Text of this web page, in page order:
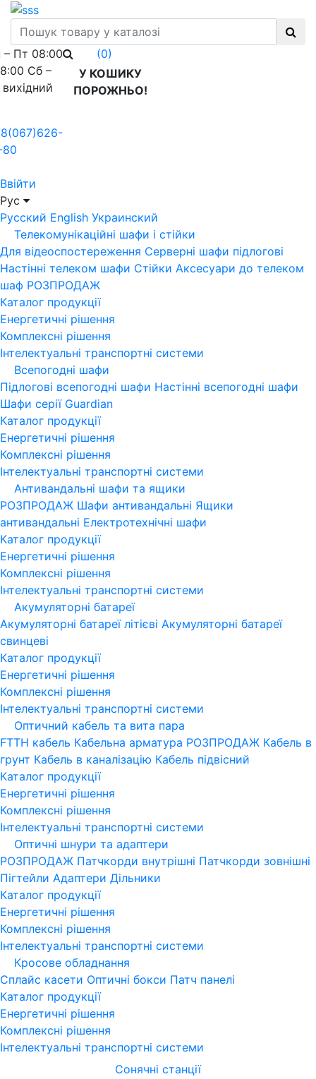
– Пт 08:00
Сб –
80
(0)
У КОШИКУ
ПОРОЖНЬО!
Ввійти
Рус
Русский English Украинский
Телекомунікаційні шафи і стійки
Для відеоспостереження Серверні шафи підлогові
Настінні телеком шафи Стійки Аксесуари до телеком
шаф РОЗПРОДАЖ
Каталог продукції
Енергетичні рішення
Комплексні рішення
Інтелектуальні транспортні системи
Всепогодні шафи
Підлогові всепогодні шафи Настінні всепогодні шафи
Шафи серії Guardian
Каталог продукції
Енергетичні рішення
Комплексні рішення
Інтелектуальні транспортні системи
Антивандальні шафи та ящики
РОЗПРОДАЖ Шафи антивандальні Ящики
антивандальні Електротехнічні шафи
Каталог продукції
Енергетичні рішення
Комплексні рішення
Інтелектуальні транспортні системи
Акумуляторні батареї
Акумуляторні батареї літієві Акумуляторні батареї
свинцеві
Каталог продукції
Енергетичні рішення
Комплексні рішення
Інтелектуальні транспортні системи
Оптичний кабель та вита пара
FTTH кабель Кабельна арматура РОЗПРОДАЖ Кабель в
грунт Кабель в каналізацію Кабель підвісний
Каталог продукції
Енергетичні рішення
Комплексні рішення
Інтелектуальні транспортні системи
Оптичні шнури та адаптери
РОЗПРОДАЖ Патчкорди внутрішні Патчкорди зовнішні
Пігтейли Адаптери Дільники
Каталог продукції
Енергетичні рішення
Комплексні рішення
Інтелектуальні транспортні системи
Кросове обладнання
Сплайс касети Оптичні бокси Патч панелі
Каталог продукції
Енергетичні рішення
Комплексні рішення
Інтелектуальні транспортні системи
Сонячні станції